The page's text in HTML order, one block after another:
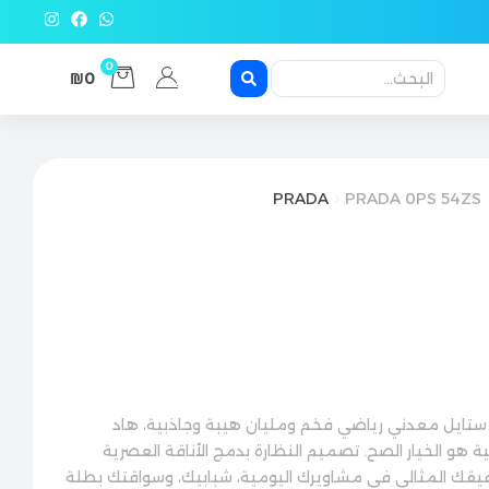
0
₪0
PRADA PRADA 0PS 54ZS
ستايل معدني رياضي فخم ومليان هيبة وجاذبية، هاد
هو الخيار الصح. تصميم النظارة بدمج الأناقة العصرية
المثالي في مشاويرك اليومية، شبابيك، وسواقتك بطلة